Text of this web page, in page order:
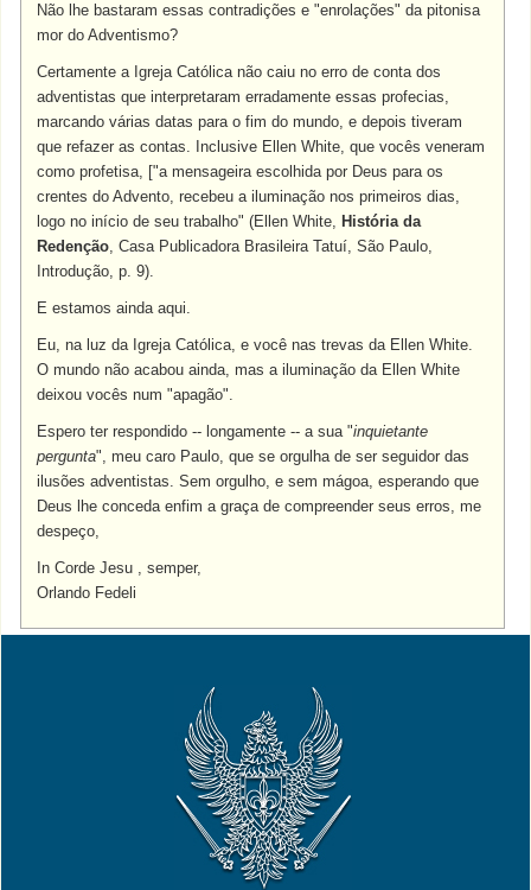
Não lhe bastaram essas contradições e "enrolações" da pitonisa
mor do Adventismo?
Certamente a Igreja Católica não caiu no erro de conta dos
adventistas que interpretaram erradamente essas profecias,
marcando várias datas para o fim do mundo, e depois tiveram
que refazer as contas. Inclusive Ellen White, que vocês veneram
como profetisa, ["a mensageira escolhida por Deus para os
crentes do Advento, recebeu a iluminação nos primeiros dias,
logo no início de seu trabalho" (Ellen White, História da
Redenção, Casa Publicadora Brasileira Tatuí, São Paulo,
Introdução, p. 9).
E estamos ainda aqui.
Eu, na luz da Igreja Católica, e você nas trevas da Ellen White.
O mundo não acabou ainda, mas a iluminação da Ellen White
deixou vocês num "apagão".
Espero ter respondido -- longamente -- a sua "inquietante
pergunta", meu caro Paulo, que se orgulha de ser seguidor das
ilusões adventistas. Sem orgulho, e sem mágoa, esperando que
Deus lhe conceda enfim a graça de compreender seus erros, me
despeço,
In Corde Jesu , semper,
Orlando Fedeli